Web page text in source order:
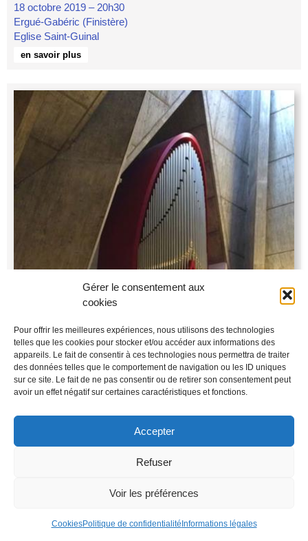
Gérer le consentement aux
cookies
Pour offrir les meilleures expériences, nous utilisons des technologies
telles que les cookies pour stocker et/ou accéder aux informations des
appareils. Le fait de consentir à ces technologies nous permettra de traiter
des données telles que le comportement de navigation ou les ID uniques
sur ce site. Le fait de ne pas consentir ou de retirer son consentement peut
avoir un effet négatif sur certaines caractéristiques et fonctions.
Accepter
Refuser
Voir les préférences
CookiesPolitique de confidentialité Informations légales
18 octobre 2019 – 20h30
Ergué-Gabéric (Finistère)
Eglise Saint-Guinal
en savoir plus
Plouharnel (Morbihan)